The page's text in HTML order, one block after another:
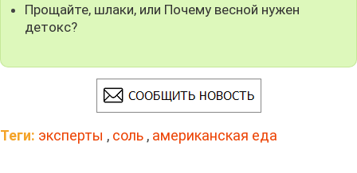
Прощайте, шлаки, или Почему весной нужен
детокс?
Теги: эксперты , соль , американская еда